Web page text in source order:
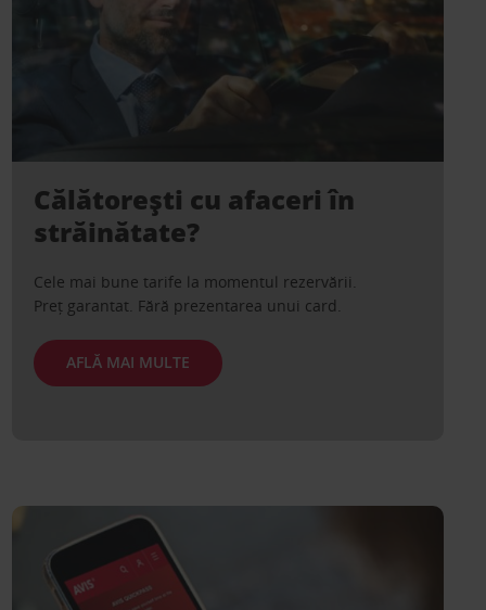
Călătorești cu afaceri în
străinătate?
Cele mai bune tarife la momentul rezervării.
Preț garantat. Fără prezentarea unui card.
AFLĂ MAI MULTE